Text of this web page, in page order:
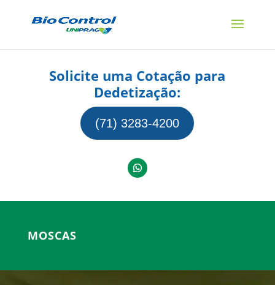
Solicite uma Cotação para
Dedetização:
(71) 3283-4200
MOSCAS